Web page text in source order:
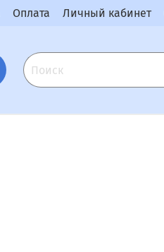
Оплата Личный кабинет